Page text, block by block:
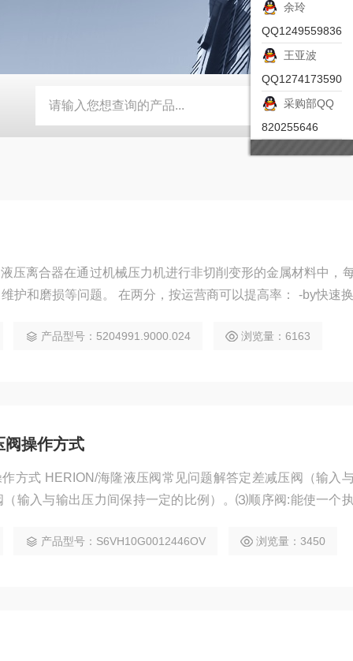
ZSEA-A *皮尔兹PILZ安全激光扫描仪 RZMO-TER-
压离合器在通过机械压力机进行非切削变形的金属材料中，
护和磨损等问题。 在两分，按运营商可以提高率： -by快速
产品型号：5204991.9000.024 浏览量：6163
阀操作方式
方式 HERION/海隆液压阀常见问题解答定差减压阀（输入
（输入与输出压力间保持一定的比例）。⑶顺序阀:能使一个
产品型号：S6VH10G0012446OV 浏览量：3450
余玲
QQ1249559836
王亚波
QQ1274173590
采购部QQ
820255646